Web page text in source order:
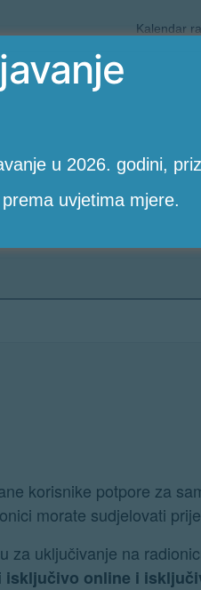
Kalendar
korisnike potpore za
morate sudjelovati
za uključivanje na
isključivo online i
u 2026. godini,
uvjetima mjere.